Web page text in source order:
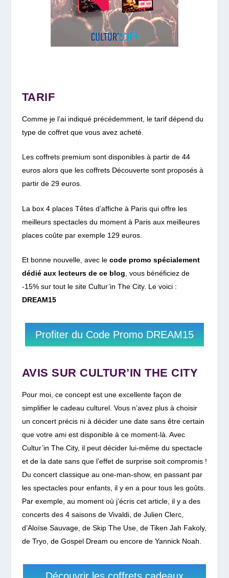
TARIF
Comme je l’ai indiqué précédemment, le tarif dépend du
type de coffret que vous avez acheté.
Les coffrets premium sont disponibles à partir de 44
euros alors que les coffrets Découverte sont proposés à
partir de 29 euros.
La box 4 places Têtes d’affiche à Paris qui offre les
meilleurs spectacles du moment à Paris aux meilleures
places coûte par exemple 129 euros.
Et bonne nouvelle, avec le code promo spécialement
dédié aux lecteurs de ce blog , vous bénéficiez de
-15% sur tout le site Cultur’in The City. Le voici :
DREAM15
Profiter du Code Promo DREAM15
AVIS SUR CULTUR’IN THE CITY
Pour moi, ce concept est une excellente façon de
simplifier le cadeau culturel. Vous n’avez plus à choisir
un concert précis ni à décider une date sans être certain
que votre ami est disponible à ce moment-là. Avec
Cultur’in The City, il peut décider lui-même du spectacle
et de la date sans que l’effet de surprise soit compromis !
Du concert classique au one-man-show, en passant par
les spectacles pour enfants, il y en a pour tous les goûts.
Par exemple, au moment où j’écris cet article, il y a des
concerts des 4 saisons de Vivaldi, de Julien Clerc,
d’Aloïse Sauvage, de Skip The Use, de Tiken Jah Fakoly,
de Tryo, de Gospel Dream ou encore de Yannick Noah.